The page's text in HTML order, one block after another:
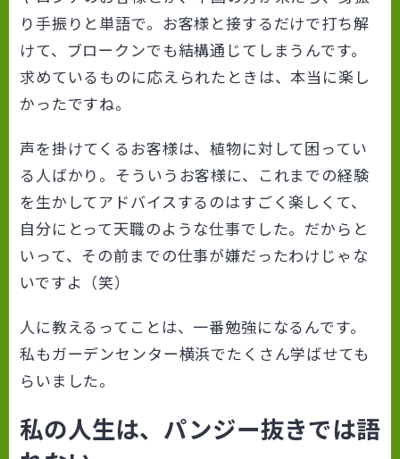
り手振りと単語で。お客様と接するだけで打ち解
けて、ブロークンでも結構通じてしまうんです。
求めているものに応えられたときは、本当に楽し
かったですね。
声を掛けてくるお客様は、植物に対して困ってい
る人ばかり。そういうお客様に、これまでの経験
を生かしてアドバイスするのはすごく楽しくて、
自分にとって天職のような仕事でした。だからと
いって、その前までの仕事が嫌だったわけじゃな
いですよ（笑）
人に教えるってことは、一番勉強になるんです。
私もガーデンセンター横浜でたくさん学ばせても
らいました。
私の人生は、パンジー抜きでは語